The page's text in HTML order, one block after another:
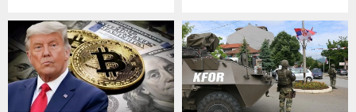
anlaşmasının ikinci aşaması
kapsamında 4 İsrailli kadın
askeri Kızılhaç ekibine
teslim etti.